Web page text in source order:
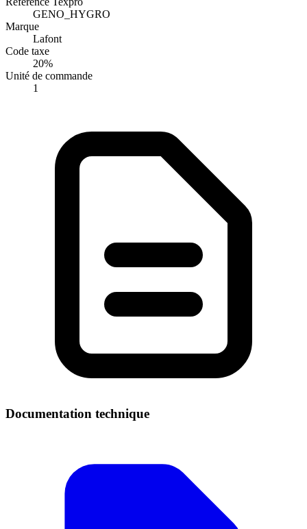
GENO_HYGRO
Marque
Lafont
Code taxe
20%
Unité de commande
1
Documentation technique